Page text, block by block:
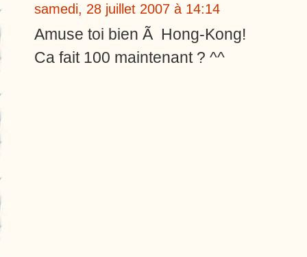
samedi, 28 juillet 2007 à 14:14
Amuse toi bien Ã Hong-Kong!
Ca fait 100 maintenant ? ^^